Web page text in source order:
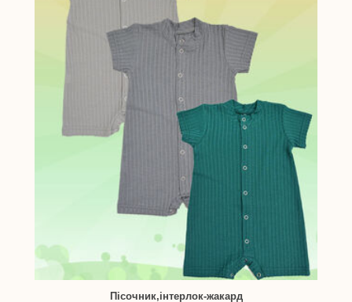
Пісочник,інтерлок-жакард